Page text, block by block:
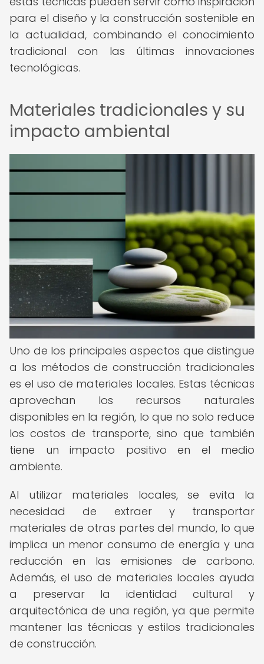
para el diseño y la construcción sostenible en
la actualidad, combinando el conocimiento
tradicional con las últimas innovaciones
tecnológicas.
Materiales tradicionales y su
impacto ambiental
Uno de los principales aspectos que distingue
a los métodos de construcción tradicionales
es el uso de materiales locales. Estas técnicas
aprovechan los recursos naturales
disponibles en la región, lo que no solo reduce
los costos de transporte, sino que también
tiene un impacto positivo en el medio
ambiente.
Al utilizar materiales locales, se evita la
necesidad de extraer y transportar
materiales de otras partes del mundo, lo que
implica un menor consumo de energía y una
reducción en las emisiones de carbono.
Además, el uso de materiales locales ayuda
a preservar la identidad cultural y
arquitectónica de una región, ya que permite
mantener las técnicas y estilos tradicionales
de construcción.